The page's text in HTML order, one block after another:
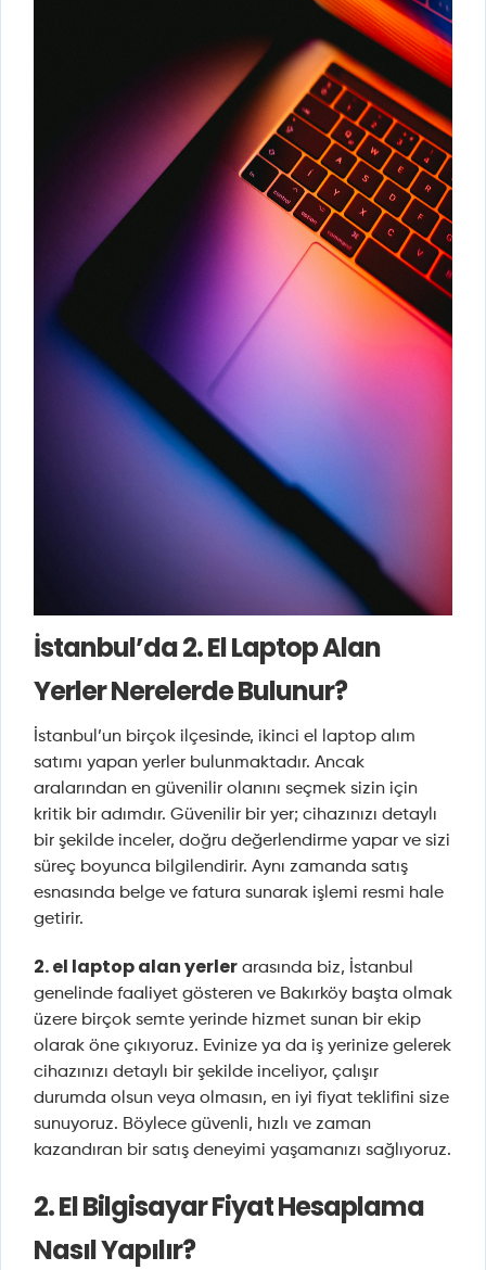
İstanbul’da 2. El Laptop Alan
Yerler Nerelerde Bulunur?
İstanbul’un birçok ilçesinde, ikinci el laptop alım
satımı yapan yerler bulunmaktadır. Ancak
aralarından en güvenilir olanını seçmek sizin için
kritik bir adımdır. Güvenilir bir yer; cihazınızı detaylı
bir şekilde inceler, doğru değerlendirme yapar ve sizi
süreç boyunca bilgilendirir. Aynı zamanda satış
esnasında belge ve fatura sunarak işlemi resmi hale
getirir.
2. el laptop alan yerler arasında biz, İstanbul
genelinde faaliyet gösteren ve Bakırköy başta olmak
üzere birçok semte yerinde hizmet sunan bir ekip
olarak öne çıkıyoruz. Evinize ya da iş yerinize gelerek
cihazınızı detaylı bir şekilde inceliyor, çalışır
durumda olsun veya olmasın, en iyi fiyat teklifini size
sunuyoruz. Böylece güvenli, hızlı ve zaman
kazandıran bir satış deneyimi yaşamanızı sağlıyoruz.
2. El Bilgisayar Fiyat Hesaplama
Nasıl Yapılır?